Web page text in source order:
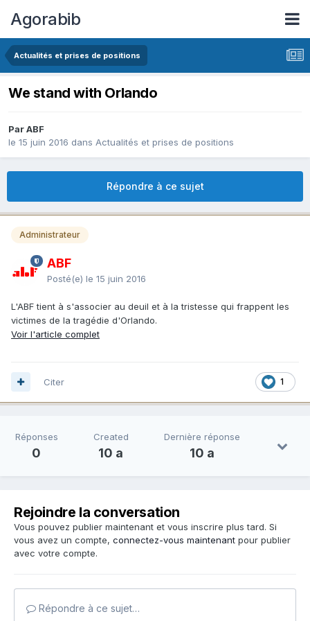
Agorabib
Actualités et prises de positions
We stand with Orlando
Par ABF
le 15 juin 2016 dans Actualités et prises de positions
Répondre à ce sujet
Administrateur
ABF
Posté(e) le 15 juin 2016
L'ABF tient à s'associer au deuil et à la tristesse qui frappent les
victimes de la tragédie d'Orlando.
Voir l'article complet
1
Citer
Réponses
0
Created
10 a
Dernière réponse
10 a
Rejoindre la conversation
Vous pouvez publier maintenant et vous inscrire plus tard. Si
vous avez un compte, connectez-vous maintenant pour publier
avec votre compte.
Répondre à ce sujet…